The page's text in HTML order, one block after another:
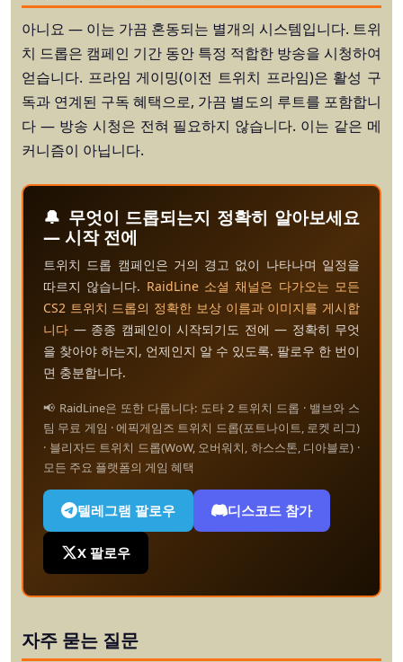
아니요 — 이는 가끔 혼동되는 별개의 시스템입니다. 트위
치 드롭은 캠페인 기간 동안 특정 적합한 방송을 시청하여
얻습니다. 프라임 게이밍(이전 트위치 프라임)은 활성 구
독과 연계된 구독 혜택으로, 가끔 별도의 루트를 포함합니
다 — 방송 시청은 전혀 필요하지 않습니다. 이는 같은 메
커니즘이 아닙니다.
🔔 무엇이 드롭되는지 정확히 알아보세요
— 시작 전에
트위치 드롭 캠페인은 거의 경고 없이 나타나며 일정을
따르지 않습니다. RaidLine 소셜 채널은 다가오는 모든
CS2 트위치 드롭의 정확한 보상 이름과 이미지를 게시합
니다 — 종종 캠페인이 시작되기도 전에 — 정확히 무엇
을 찾아야 하는지, 언제인지 알 수 있도록. 팔로우 한 번이
면 충분합니다.
📢 RaidLine은 또한 다룹니다: 도타 2 트위치 드롭 · 밸브와 스
팀 무료 게임 · 에픽게임즈 트위치 드롭(포트나이트, 로켓 리그)
· 블리자드 트위치 드롭(WoW, 오버워치, 하스스톤, 디아블로) ·
모든 주요 플랫폼의 게임 혜택
텔레그램 팔로우 디스코드 참가
X 팔로우
자주 묻는 질문